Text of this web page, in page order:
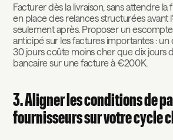
Facturer dès la livraison, sans attendre la
en place des relances structurées avant
seulement après. Proposer un
anticipé sur les factures importantes : un
30 jours coûte moins cher que dix jours
bancaire sur une facture à €200K.
3. Aligner les conditions de
fournisseurs sur votre cycle